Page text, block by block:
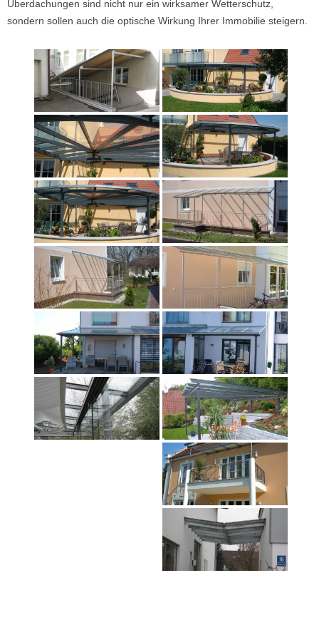
Überdachungen sind nicht nur ein wirksamer Wetterschutz,
sondern sollen auch die optische Wirkung Ihrer Immobilie steigern.